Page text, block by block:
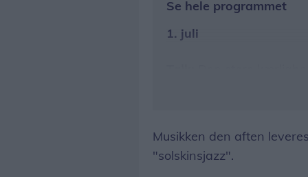
Se hele programmet
1. juli
Den store
8. juli
Musikken den aften
"solskinsjazz".